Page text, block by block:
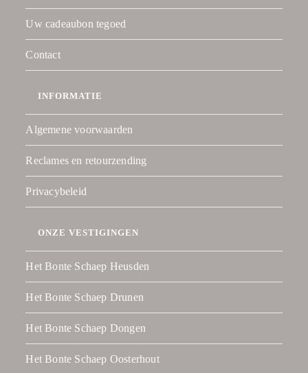
Uw cadeaubon tegoed
Contact
INFORMATIE
Algemene voorwaarden
Reclames en retourzending
Privacybeleid
ONZE VESTIGINGEN
Het Bonte Schaep Heusden
Het Bonte Schaep Drunen
Het Bonte Schaep Dongen
Het Bonte Schaep Oosterhout